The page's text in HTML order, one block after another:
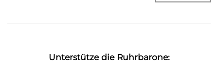
Unterstütze die Ruhrbarone: